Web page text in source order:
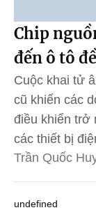
Chip
đến ô tô
Cuộc khai tử
cũ khiến các
điều khiển trở
các thiết bị
Trần Quốc
undefined